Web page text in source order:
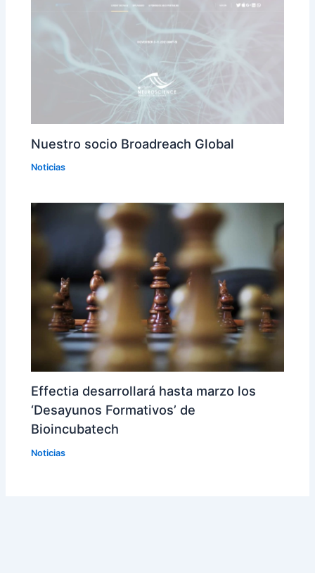
Nuestro socio Broadreach Global
Noticias
Effectia desarrollará hasta marzo los
‘Desayunos Formativos’ de
Bioincubatech
Noticias